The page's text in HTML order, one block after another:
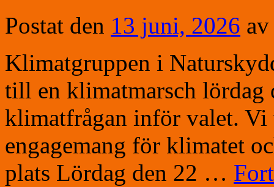
Postat den 13 juni, 2026 av
Klimatgruppen i
till en klimatmarsch
klimatfrågan inför valet.
engagemang för klimatet
plats Lördag den 22 …